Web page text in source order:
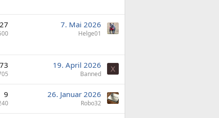
27 7. Mai 2026
Helge01
73 19. April 2026
Banned
9 26. Januar 2026
Robo32